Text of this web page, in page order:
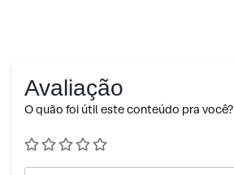
Avaliação
O quão foi útil este conteúdo pra você?